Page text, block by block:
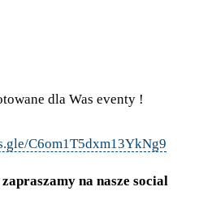
dla Was eventy !
C6om1T5dxm13YkNg9
na nasze social